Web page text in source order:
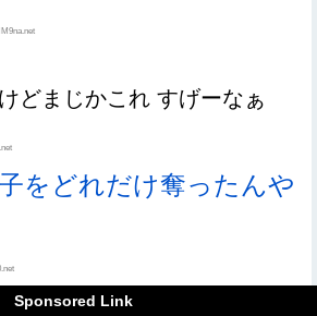
どまじかこれ すげーなぁ
をどれだけ奪ったんや
Sponsored Link